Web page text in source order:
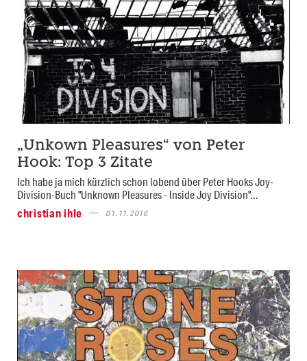
„Unkown Pleasures“ von Peter
Hook: Top 3 Zitate
Ich habe ja mich kürzlich schon lobend über Peter Hooks Joy-
Division-Buch "Unknown Pleasures - Inside Joy Division"...
christian ihle
01.11.2016